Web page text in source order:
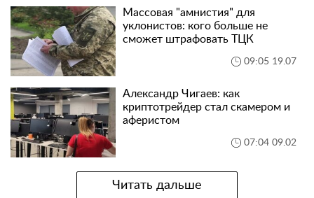
Массовая "амнистия" для
уклонистов: кого больше не
сможет штрафовать ТЦК
09:05 19.07
Александр Чигаев: как
криптотрейдер стал скамером и
аферистом
07:04 09.02
Читать дальше